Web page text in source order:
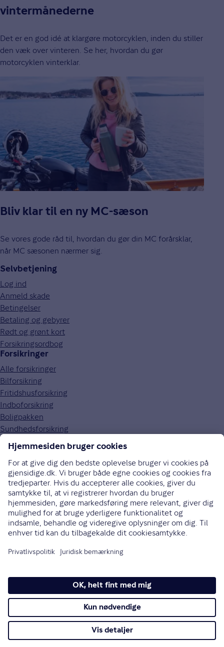
vintermånederne
Det er en god idé at klargøre motorcyklen, inden du stiller
den væk over vinteren. Se her, hvordan du gør
motorcyklen vinterklar.
Bliv klar til en ny MC-sæson
Se vores gode råd til, hvordan du gør din MC forårsklar,
når MC sæsonen nærmer sig.
Selvbetjening
Log ind
Anmeld skade
Betingelser
Betaling og gebyrer
Rødt og grønt kort
Forsikringsordbog
Forsikringer
Alle forsikringer
Bilforsikring
Fritidshusforsikring
Indboforsikring
Boligpakken
Sundhedsforsikring
Om Gjensidige
Om os
Kundefordele
Job og karriere
Presse
Bæredygtighed
Gouda rejseforsikring
Brugerpanel
70 10 90 09
Bliv ringet op
Cookies